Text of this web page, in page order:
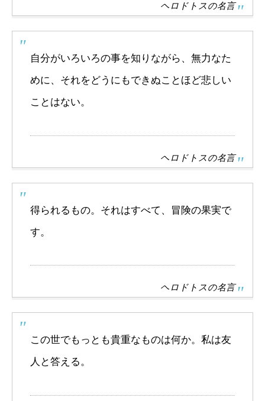
ヘロドトスの名言
自分がいろいろの事を知りながら、無力なた
めに、それをどうにもできぬことほど悲しい
ことはない。
ヘロドトスの名言
得られるもの。それはすべて、冒険の果実で
す。
ヘロドトスの名言
この世でもっとも貴重なものは何か。私は友
人と答える。